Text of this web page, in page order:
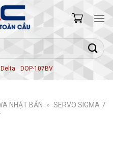
Delta DOP-107BV
NHẬT BẢN » SERVO SIGMA 7